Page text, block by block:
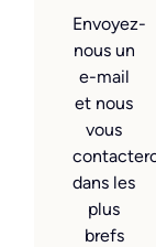
Envoyez-
nous un
e-mail
et nous
vous
dans les
plus
brefs